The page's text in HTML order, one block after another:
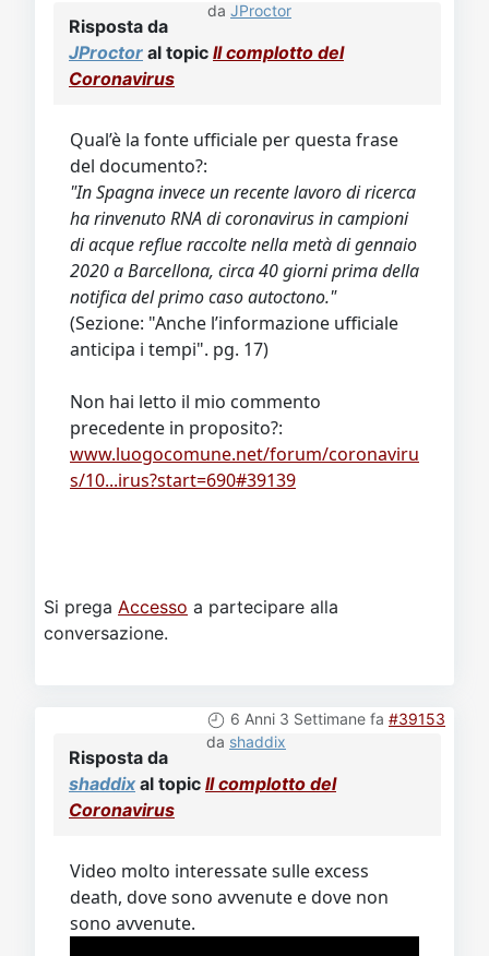
da JProctor
Risposta da
JProctor al topic Il complotto del
Coronavirus
Qual’è la fonte ufficiale per questa frase
del documento?:
"In Spagna invece un recente lavoro di ricerca
ha rinvenuto RNA di coronavirus in campioni
di acque reflue raccolte nella metà di gennaio
2020 a Barcellona, circa 40 giorni prima della
notifica del primo caso autoctono."
(Sezione: "Anche l’informazione ufficiale
anticipa i tempi". pg. 17)
Non hai letto il mio commento
precedente in proposito?:
www.luogocomune.net/forum/coronaviru
s/10...irus?start=690#39139
Si prega Accesso a partecipare alla
conversazione.
6 Anni 3 Settimane fa #39153
da shaddix
Risposta da
shaddix al topic Il complotto del
Coronavirus
Video molto interessate sulle excess
death, dove sono avvenute e dove non
sono avvenute.